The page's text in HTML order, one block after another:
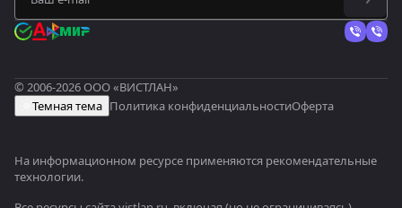
© 2006-2026 ООО «ВИСТЛАН»
Темная тема Политика конфиденциальностиОферта
На информационном ресурсе применяются рекомендательные
технологии.